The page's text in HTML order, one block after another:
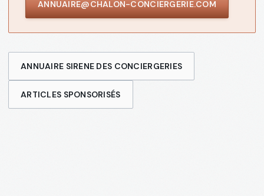
ANNUAIRE@CHALON-CONCIERGERIE.COM
ANNUAIRE SIRENE DES CONCIERGERIES
ARTICLES SPONSORISÉS